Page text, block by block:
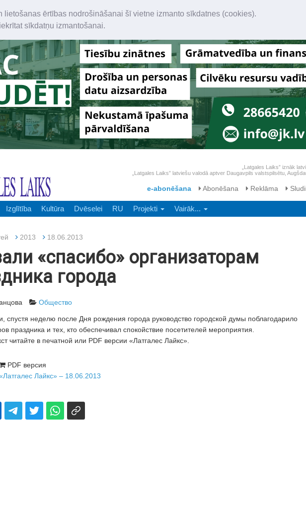
lietošanas ērtības nodrošināšanai šī vietne izmanto sīkdatnes (cookies).
sīkdatņu izmantošanai.
„Latgales Laiks” iznāk
„Latgales Laiks” latviešu valodā aptver Daugavpils valstspilsētu,
e-abonēšana Abonēšana Reklāma
Izglītība Kultūra Dvēselei RU Projekti Vairāk...
2013 18.06.2013
«спасибо» организаторам
города
Общество
спустя неделю после Дня рождения города руководство городской думы поблагодарило
праздника и тех, кто обеспечивал спокойствие посетителей мероприятия.
читайте в печатной или PDF версии «Латгалес Лайкс».
PDF версия
Лайкс» – 18.06.2013